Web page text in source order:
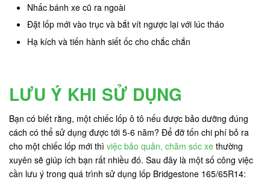
Nhấc bánh xe cũ ra ngoài
Đặt lốp mới vào trục và bắt vít ngược lại với lúc tháo
Hạ kích và tiến hành siết ốc cho chắc chắn
LƯU Ý KHI SỬ DỤNG
Bạn có biết rằng, một chiếc lốp ô tô nếu được bảo dưỡng đúng
cách có thể sử dụng được tới 5-6 năm? Để đỡ tốn chi phí bỏ ra
cho một chiếc lốp mới thì việc bảo quản, chăm sóc xe thường
xuyên sẽ giúp ích bạn rất nhiều đó. Sau đây là một số công việc
cần lưu ý trong quá trình sử dụng lốp Bridgestone 165/65R14: